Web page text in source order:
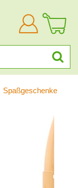
Anmelden
Spaßgeschenke